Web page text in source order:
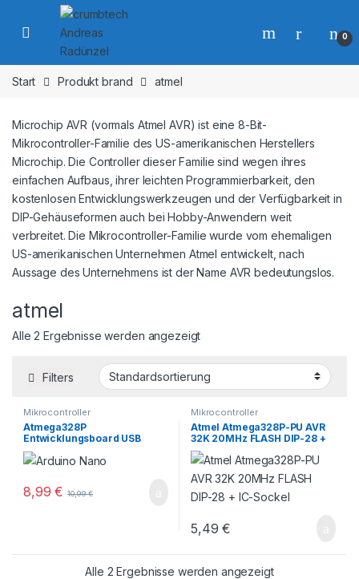
Skip to navigation
Skip to content
0
Start Produkt brand atmel
Microchip AVR (vormals Atmel AVR) ist eine 8-Bit-
Mikrocontroller-Familie des US-amerikanischen Herstellers
Microchip. Die Controller dieser Familie sind wegen ihres
einfachen Aufbaus, ihrer leichten Programmierbarkeit, den
kostenlosen Entwicklungswerkzeugen und der Verfügbarkeit in
DIP-Gehäuseformen auch bei Hobby-Anwendern weit
verbreitet. Die Mikrocontroller-Familie wurde vom ehemaligen
US-amerikanischen Unternehmen Atmel entwickelt, nach
Aussage des Unternehmens ist der Name AVR bedeutungslos.
atmel
Alle 2 Ergebnisse werden angezeigt
Filters
Mikrocontroller
Atmega328P
Entwicklungsboard USB
CH340G Chip Nano V3-0
Arduino Atmel
8,99€ 10,99€
Mikrocontroller
Atmel Atmega328P-PU AVR
32K 20MHz FLASH DIP-28 +
IC-Sockel
5,49€
Alle 2 Ergebnisse werden angezeigt